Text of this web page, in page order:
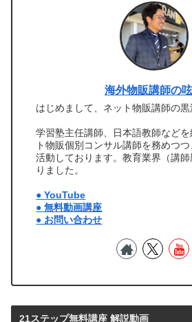
海外物販講師の
はじめまして、ネット物販講師の黒
学習塾主任講師、日本語教師など
ト物販個別コンサル講師を務めつ
活動しております。教育業界（講
りました。
● YouTube
● 無料動画講座
● お問い合わせ
21ステップ無料講座 解説動画